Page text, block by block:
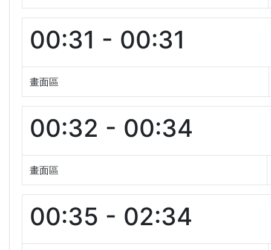
00:31 - 00:31
畫面區
00:32 - 00:34
畫面區
00:35 - 02:34